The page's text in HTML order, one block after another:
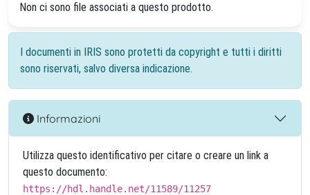
Non ci sono file associati a questo prodotto.
I documenti in IRIS sono protetti da copyright e tutti i diritti
sono riservati, salvo diversa indicazione.
Informazioni
Utilizza questo identificativo per citare o creare un link a
questo documento:
https://hdl.handle.net/11589/11257